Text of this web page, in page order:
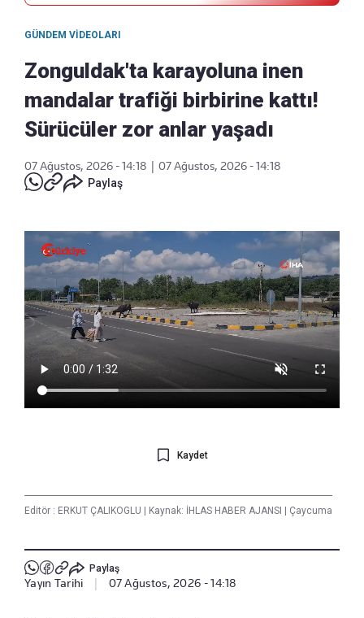
GÜNDEM VIDEOLARI
Zonguldak'ta karayoluna inen
mandalar trafiği birbirine kattı!
Sürücüler zor anlar yaşadı
07 Ağustos, 2026 - 14:18
07 Ağustos, 2026 - 14:18
Paylaş
Kaydet
Editör : ERKUT ÇALIKOGLU | Kaynak: İHLAS HABER AJANSI | Çaycuma
Paylaş
Yayın Tarihi 07 Ağustos, 2026 - 14:18